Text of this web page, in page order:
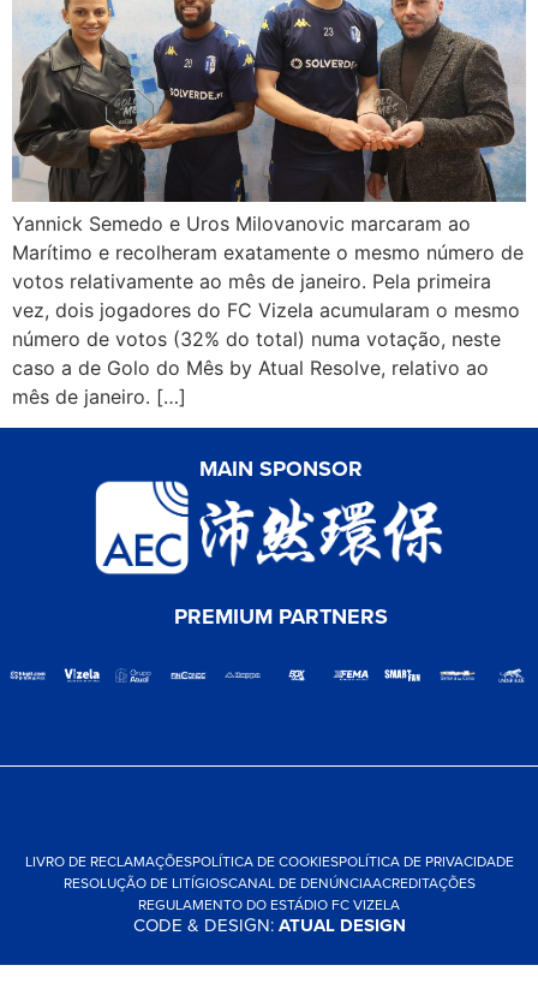
Yannick Semedo e Uros Milovanovic marcaram ao
Marítimo e recolheram exatamente o mesmo número de
votos relativamente ao mês de janeiro. Pela primeira
vez, dois jogadores do FC Vizela acumularam o mesmo
número de votos (32% do total) numa votação, neste
caso a de Golo do Mês by Atual Resolve, relativo ao
mês de janeiro. […]
MAIN SPONSOR
PREMIUM PARTNERS
LIVRO DE RECLAMAÇÕESPOLÍTICA DE COOKIESPOLÍTICA DE PRIVACIDADE
RESOLUÇÃO DE LITÍGIOSCANAL DE DENÚNCIAACREDITAÇÕES
REGULAMENTO DO ESTÁDIO FC VIZELA
CODE & DESIGN:ATUAL DESIGN